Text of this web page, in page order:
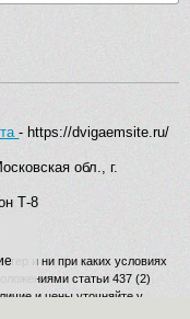
- https://dvigaemsite.ru/
обл., г.
Т-8
и ни при каких условиях
статьи 437 (2)
и цены уточняйте у